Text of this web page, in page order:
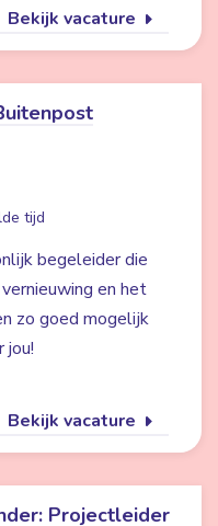
Bekijk vacature
tijd
begeleider die
en het
zo goed mogelijk
jou!
Bekijk vacature
Projectleider